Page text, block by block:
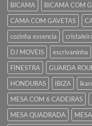
BICAMA
BICAMA COM
CAMA COM GAVETAS
cozinha essencia
DJ MOVEIS
escrivaninha
FINESTRA
GUARDA
HONDURAS
IBIZA
MESA COM 6 CADEIRAS
MESA QUADRADA